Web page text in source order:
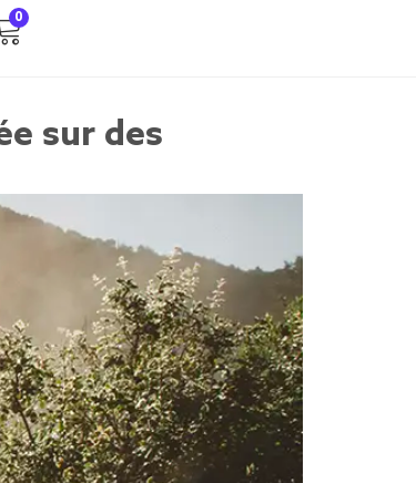
0
sur des